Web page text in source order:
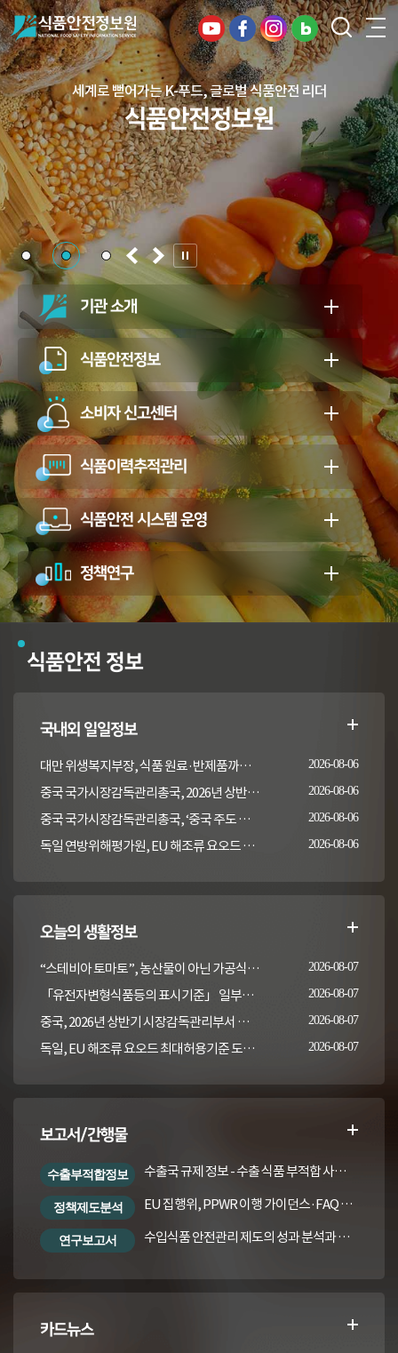
건강하고 안전한 식생활, 일상의 행복을
든든하게 지키는 식품안전 지킴이
식품안전정보원
세계로 뻗어가는 K-푸드, 글로벌 식품안전 리더
식품안전정보원
기관 소개
식품안전정보
소비자 신고센터
식품이력추적관리
식품안전 시스템 운영
정책연구
식품안전 정보
국내외 일일정보
대만 위생복지부장, 식품 원료·반제품까지 이상 통보 의무 확대 추진 2026-08-06
중국 국가시장감독관리총국, 2026년 상반기 시장감독관리부서 식품안전 감독 샘플검사 현황 통보 2026-08-06
중국 국가시장감독관리총국, ‘중국 주도 동물용의약품 잔류 검사방법 국제표준 2건' 발표 2026-08-06
독일 연방위해평가원, EU 해조류 요오드 최대허용기준 도입안 평가... 요오드 함량 표시 및 경고문 권고 2026-08-06
오늘의 생활정보
“스테비아 토마토”, 농산물이 아닌 가공식품입니다 2026-08-07
「유전자변형식품등의 표시기준」 일부개정고시(안) 행정예고(식품의약품안전처 공고 제2026-389호, 2026. 8. 5.) 2026-08-07
중국, 2026년 상반기 시장감독관리부서 식품안전 감독 샘플검사 현황 통보 2026-08-07
독일, EU 해조류 요오드 최대허용기준 도입안 평가... 요오드 함량 표시 및 경고문 권고 2026-08-07
보고서/간행물
수출부적합정보 수출국 규제 정보 - 수출 식품 부적합 사례 및 관련 기준·규격('26년 1분기)
정책제도분석 EU 집행위, PPWR 이행 가이던스·FAQ 번역본
연구보고서 수입식품 안전관리 제도의 성과 분석과 수입식품법령의 재정비 방안
카드뉴스